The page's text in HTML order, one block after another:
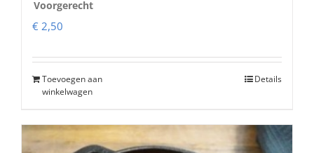
Voorgerecht
€ 2,50
Toevoegen aan
winkelwagen
Details